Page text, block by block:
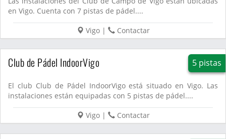
en Vigo. Cuenta con 7 pistas de pádel....
Vigo| Contactar
Club de Pádel IndoorVigo 5 pistas
El club Club de Pádel IndoorVigo está situado en Vigo. Las
instalaciones están equipadas con 5 pistas de pádel....
Vigo| Contactar